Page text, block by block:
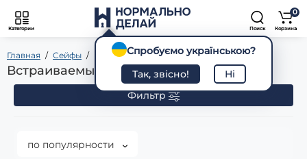
Категории Поиск
0
Корзина
Главная Сейфы Встраиваемые
Встраиваемые сейфы
Фильтр
по популярности
Спробуємо українською?
Так, звісно!
Ні